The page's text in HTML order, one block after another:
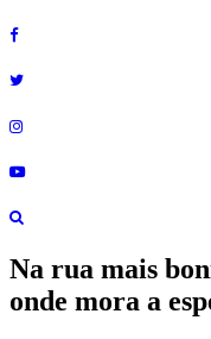
Na rua mais
onde mora a